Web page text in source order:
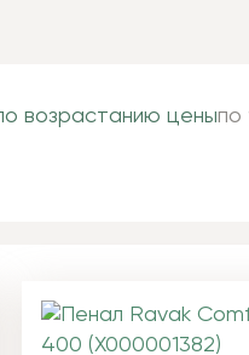
возрастанию ценыпо